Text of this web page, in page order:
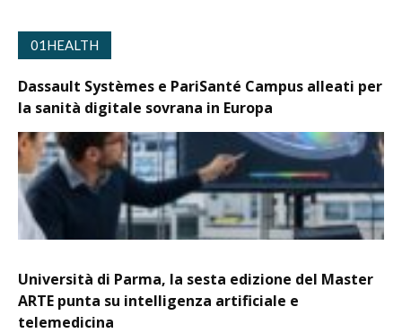
01HEALTH
Dassault Systèmes e PariSanté Campus alleati per
la sanità digitale sovrana in Europa
Università di Parma, la sesta edizione del Master
ARTE punta su intelligenza artificiale e
telemedicina